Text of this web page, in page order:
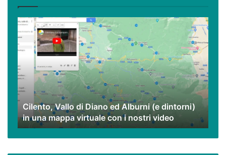
eccezionali.
Cilento,
Vallo
di
Diano
ed
Alburni
(e
dintorni)
una
mappa
virtuale
Cilento, Vallo di Diano ed Alburni (e dintorni)
in una mappa virtuale con i nostri video